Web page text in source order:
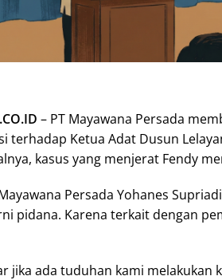
– PT Mayawana Persada
terhadap Ketua Adat Dusun
kasus yang menjerat Fendy
Persada Yohanes
pidana. Karena terkait dengan
jika ada tuduhan kami